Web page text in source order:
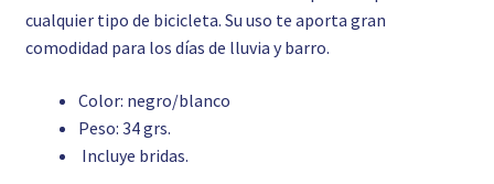
cualquier tipo de bicicleta. Su uso te aporta gran
comodidad para los días de lluvia y barro.
Color: negro/blanco
Peso: 34 grs.
Incluye bridas.